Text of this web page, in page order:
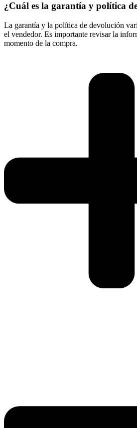
¿Cuál es la garantía y política
La garantía y la política de devolución
el vendedor. Es importante revisar la
momento de la compra.